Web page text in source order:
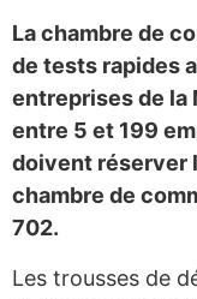
La chambre de
de tests rapides
entreprises de la
entre 5 et 199
doivent réserver
chambre de
702.
Les trousses de